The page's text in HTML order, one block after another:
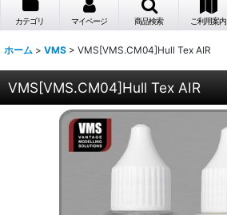
カテゴリ マイページ 商品検索 ご利用案内
ホーム > VMS > VMS[VMS.CM04]Hull Tex AIR
VMS[VMS.CM04]Hull Tex AIR